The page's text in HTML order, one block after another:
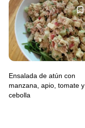
Ensalada de atún con
manzana, apio, tomate y
cebolla